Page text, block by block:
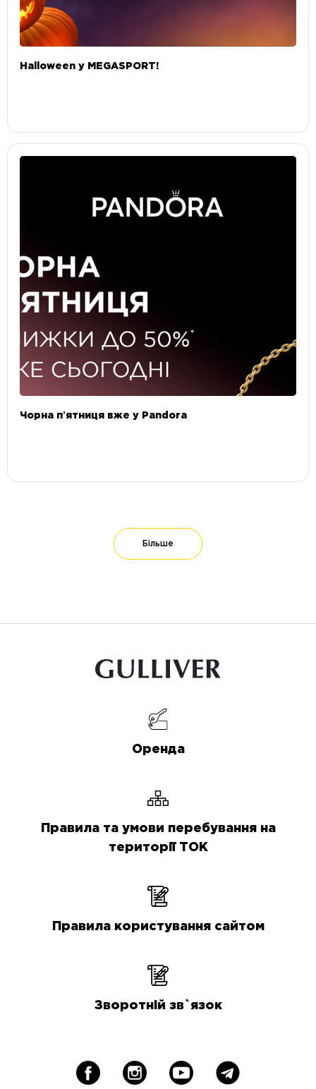
Halloween у MEGASPORT!
Чорна пʼятниця вже у Pandora
Більше
Оренда
Правила та умови перебування на
території ТОК
Правила користування сайтом
Зворотній зв`язок